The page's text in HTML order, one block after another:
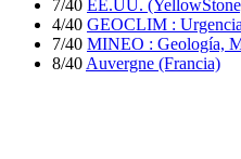
7/40 EE.UU.
4/40 GEOCLIM :
7/40 MINEO : Geología,
8/40 Auvergne (Francia)